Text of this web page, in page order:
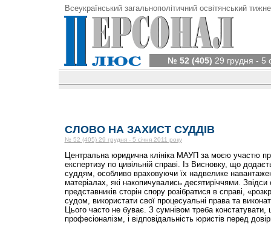
Всеукраїнський загальнополітичний освітянський
№ 52 (405) 29 грудня - 5
СЛОВО НА ЗАХИСТ СУДДІВ
№ 52 (405) 29 грудня - 5 січня 2011 року
Центральна юридична клініка МАУП за моєю участю
експертизу по цивільній справі. Із Висновку, що
суддям, особливо враховуючи їх надвелике
матеріалах, які накопичувались десятиріччями. Звідси
представників сторін спору розібратися в справі,
судом, використати свої процесуальні права та
Цього часто не буває. З сумнівом треба
професіоналізм, і відповідальність юристів перед